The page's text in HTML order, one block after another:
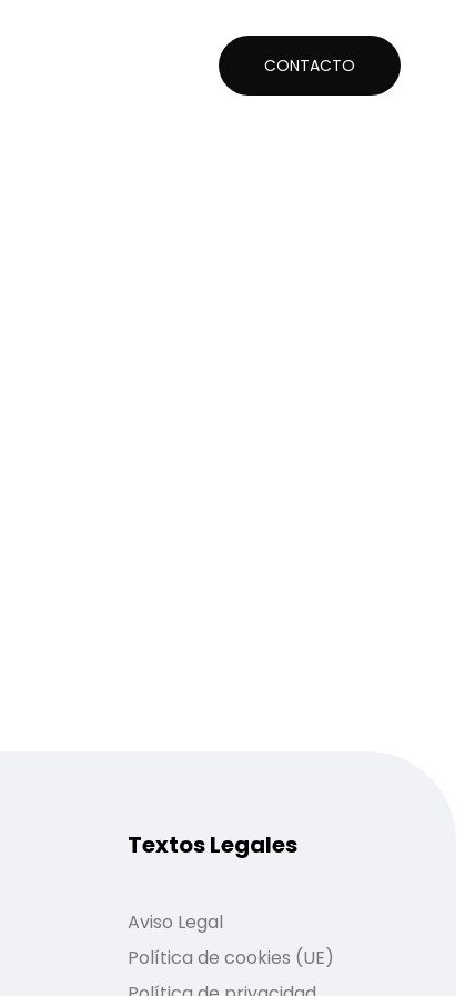
CONTACTO
Textos Legales
Aviso Legal
Política de cookies (UE)